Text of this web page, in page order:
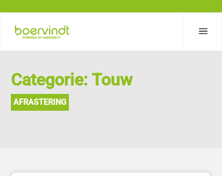
Categorie: Touw
AFRASTERING